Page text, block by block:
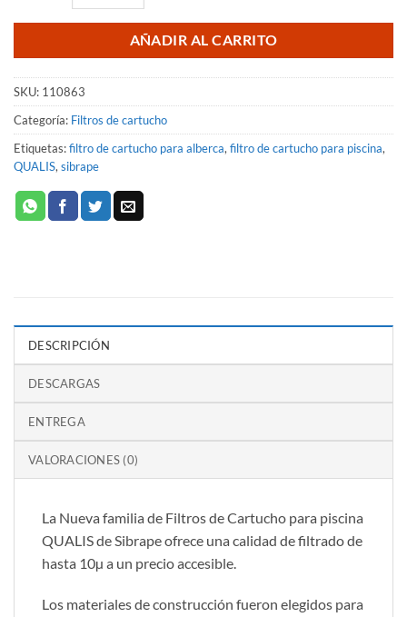
AÑADIR AL CARRITO
SKU: 110863
Categoría: Filtros de cartucho
Etiquetas:filtro de cartucho para alberca, filtro de cartucho para piscina,
QUALIS, sibrape
DESCRIPCIÓN
DESCARGAS
ENTREGA
VALORACIONES (0)
La Nueva familia de Filtros de Cartucho para piscina
QUALIS de Sibrape ofrece una calidad de filtrado de
hasta 10µ a un precio accesible.
Los materiales de construcción fueron elegidos para